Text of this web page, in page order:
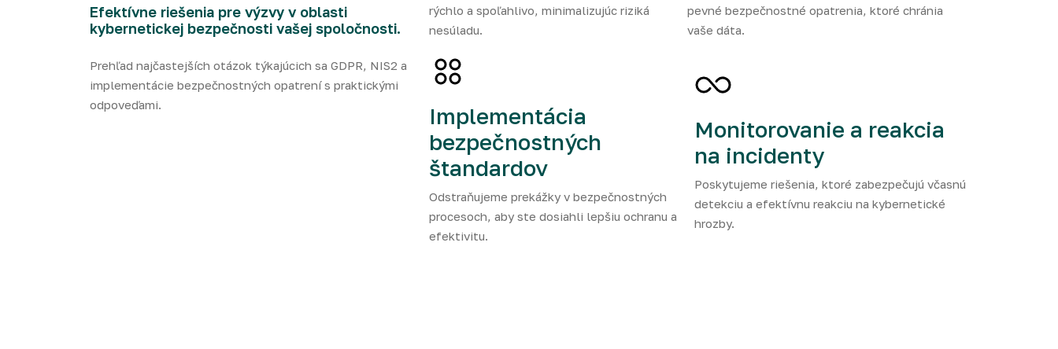
Efektívne riešenia pre výzvy v oblasti
kybernetickej bezpečnosti vašej spoločnosti.
Prehľad najčastejších otázok týkajúcich sa GDPR, NIS2 a
implementácie bezpečnostných opatrení s praktickými
odpoveďami.
rýchlo a spoľahlivo, minimalizujúc riziká
nesúladu.
pevné bezpečnostné opatrenia, ktoré chránia
vaše dáta.
Implementácia
bezpečnostných
štandardov
Odstraňujeme prekážky v bezpečnostných
procesoch, aby ste dosiahli lepšiu ochranu a
efektivitu.
Monitorovanie a reakcia
na incidenty
Poskytujeme riešenia, ktoré zabezpečujú včasnú
detekciu a efektívnu reakciu na kybernetické
hrozby.